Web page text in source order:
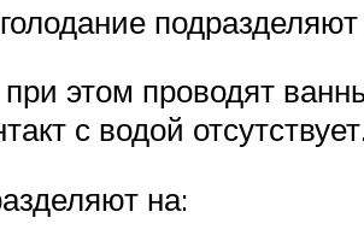
этом проводят
с водой
на: